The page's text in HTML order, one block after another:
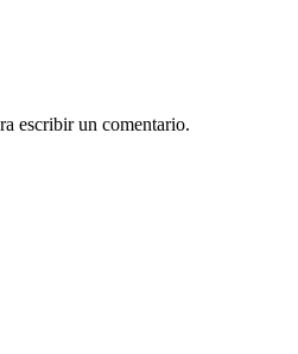
escribir un comentario.